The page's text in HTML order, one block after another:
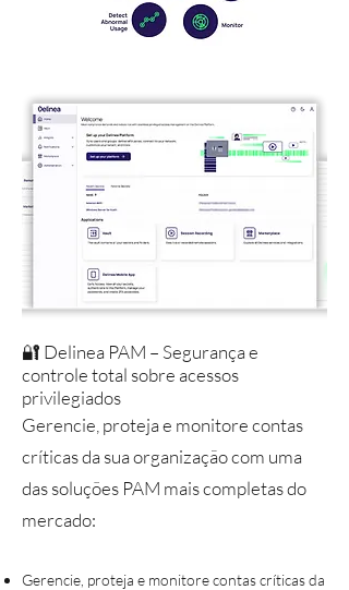
🔐 Delinea PAM – Segurança e
controle total sobre acessos
privilegiados
Gerencie, proteja e monitore contas
críticas da sua organização com uma
das soluções PAM mais completas do
mercado:
Gerencie, proteja e monitore contas críticas da